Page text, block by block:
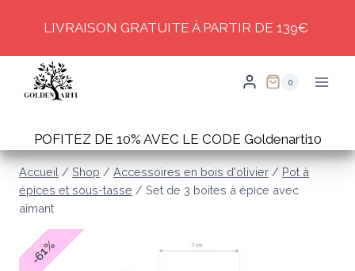
content
LIVRAISON GRATUITE À PARTIR DE 139€
0
POFITEZ DE 10% AVEC LE CODE Goldenarti10
Accueil / Shop / Accessoires en bois d'olivier / Pot à
épices et sous-tasse / Set de 3 boites à épice avec
aimant
-
61
%